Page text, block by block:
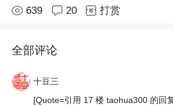
639 20 打赏
全部评论
十豆三
[Quote=引用 17 楼 taohua300 的回